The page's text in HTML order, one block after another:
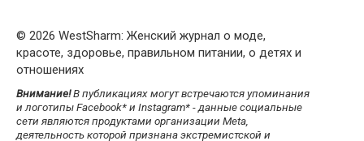
© 2026 WestSharm: Женский журнал о моде,
красоте, здоровье, правильном питании, о детях и
отношениях
Внимание!В публикациях могут встречаются упоминания
и логотипы Facebook* и Instagram* - данные социальные
сети являются продуктами организации Meta,
деятельность которой признана экстремистской и